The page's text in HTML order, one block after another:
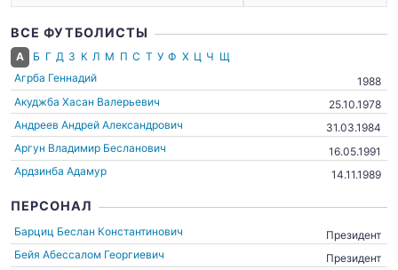
ВСЕ ФУТБОЛИСТЫ
А Б Г Д З К Л М П С Т У Ф Х Ц Ч Щ
Агрба Геннадий
1988
Акуджба Хасан Валерьевич
25.10.1978
Андреев Андрей Александрович
31.03.1984
Аргун Владимир Бесланович
16.05.1991
Ардзинба Адамур
14.11.1989
ПЕРСОНАЛ
Барциц Беслан Константинович
Президент
Бейя Абессалом Георгиевич
Президент